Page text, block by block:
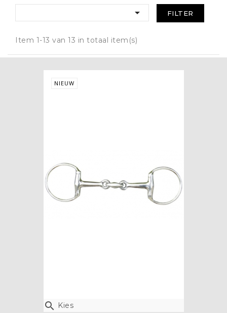
 FILTER
Item 1-13 van 13 in totaal item(s)
 Kies
NIEUW